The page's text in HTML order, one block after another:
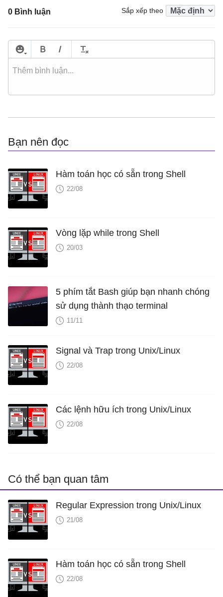
0 Bình luận Sắp xếp theo
Bạn nên đọc
Hàm toán học có sẵn trong Shell
22/08
Vòng lặp while trong Shell
20/03
5 phím tắt Bash giúp bạn nhanh chóng
sử dụng thành thạo terminal
11/11
Signal và Trap trong Unix/Linux
22/08
Các lệnh hữu ích trong Unix/Linux
22/08
Có thể bạn quan tâm
Regular Expression trong Unix/Linux
21/08
Hàm toán học có sẵn trong Shell
22/08